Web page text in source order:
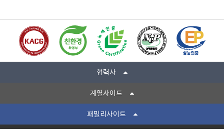
협력사
계열사이트
패밀리사이트